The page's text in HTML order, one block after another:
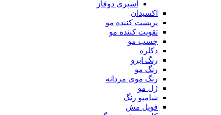
اسپری دوفاز
اکسیدان
پرپشت کننده مو
تقویت کننده مو
چسب مو
دکلره
رنگ ابرو
رنگ مو
رنگ موی مردانه
ژل مو
شامپو رنگ
فویل مش